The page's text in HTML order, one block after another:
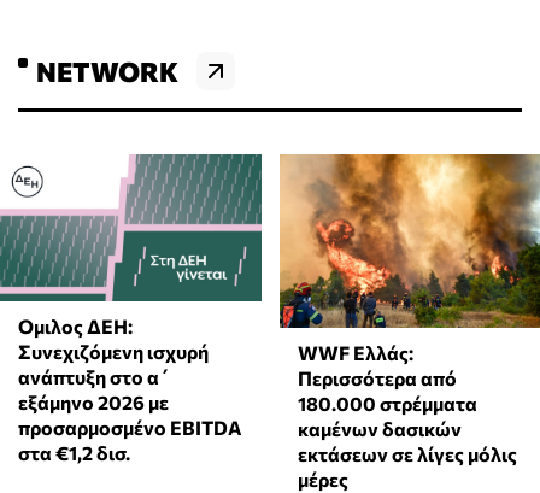
NETWORK
Ομιλος ΔΕΗ:
Συνεχιζόμενη ισχυρή
ανάπτυξη στο α΄
εξάμηνο 2026 με
προσαρμοσμένο EBITDA
στα €1,2 δισ.
WWF Ελλάς:
Περισσότερα από
180.000 στρέμματα
καμένων δασικών
εκτάσεων σε λίγες μόλις
μέρες